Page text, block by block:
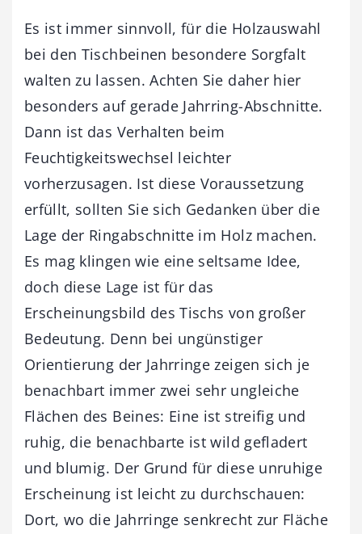
Es ist immer sinnvoll, für die Holzauswahl
bei den Tischbeinen besondere Sorgfalt
walten zu lassen. Achten Sie daher hier
besonders auf gerade Jahrring-Abschnitte.
Dann ist das Verhalten beim
Feuchtigkeitswechsel leichter
vorherzusagen. Ist diese Voraussetzung
erfüllt, sollten Sie sich Gedanken über die
Lage der Ringabschnitte im Holz machen.
Es mag klingen wie eine seltsame Idee,
doch diese Lage ist für das
Erscheinungsbild des Tischs von großer
Bedeutung. Denn bei ungünstiger
Orientierung der Jahrringe zeigen sich je
benachbart immer zwei sehr ungleiche
Flächen des Beines: Eine ist streifig und
ruhig, die benachbarte ist wild gefladert
und blumig. Der Grund für diese unruhige
Erscheinung ist leicht zu durchschauen:
Dort, wo die Jahrringe senkrecht zur Fläche